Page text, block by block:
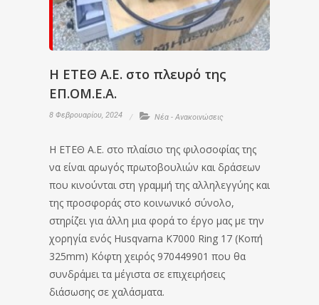
Η ΕΤΕΘ A.E. στο πλευρό της
ΕΠ.ΟΜ.Ε.Α.
8 Φεβρουαρίου, 2024 Νέα - Ανακοινώσεις
Η ΕΤΕΘ A.E. στο πλαίσιο της φιλοσοφίας της
να είναι αρωγός πρωτοβουλιών και δράσεων
που κινούνται στη γραμμή της αλληλεγγύης και
της προσφοράς στο κοινωνικό σύνολο,
στηρίζει για άλλη μια φορά το έργο μας με την
χορηγία ενός Husqvarna K7000 Ring 17 (Κοπή
325mm) Κόφτη χειρός 970449901 που θα
συνδράμει τα μέγιστα σε επιχειρήσεις
διάσωσης σε χαλάσματα.